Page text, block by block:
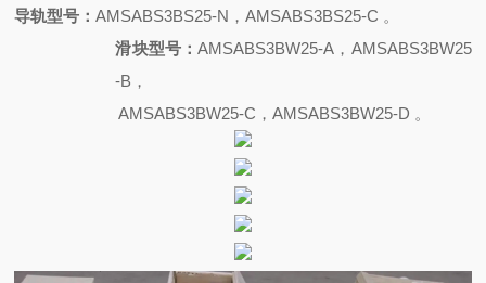
导轨型号：AMSABS3BS25-N，AMSABS3BS25-C 。
滑块型号：AMSABS3BW25-A，AMSABS3BW25
-B，
AMSABS3BW25-C，AMSABS3BW25-D 。